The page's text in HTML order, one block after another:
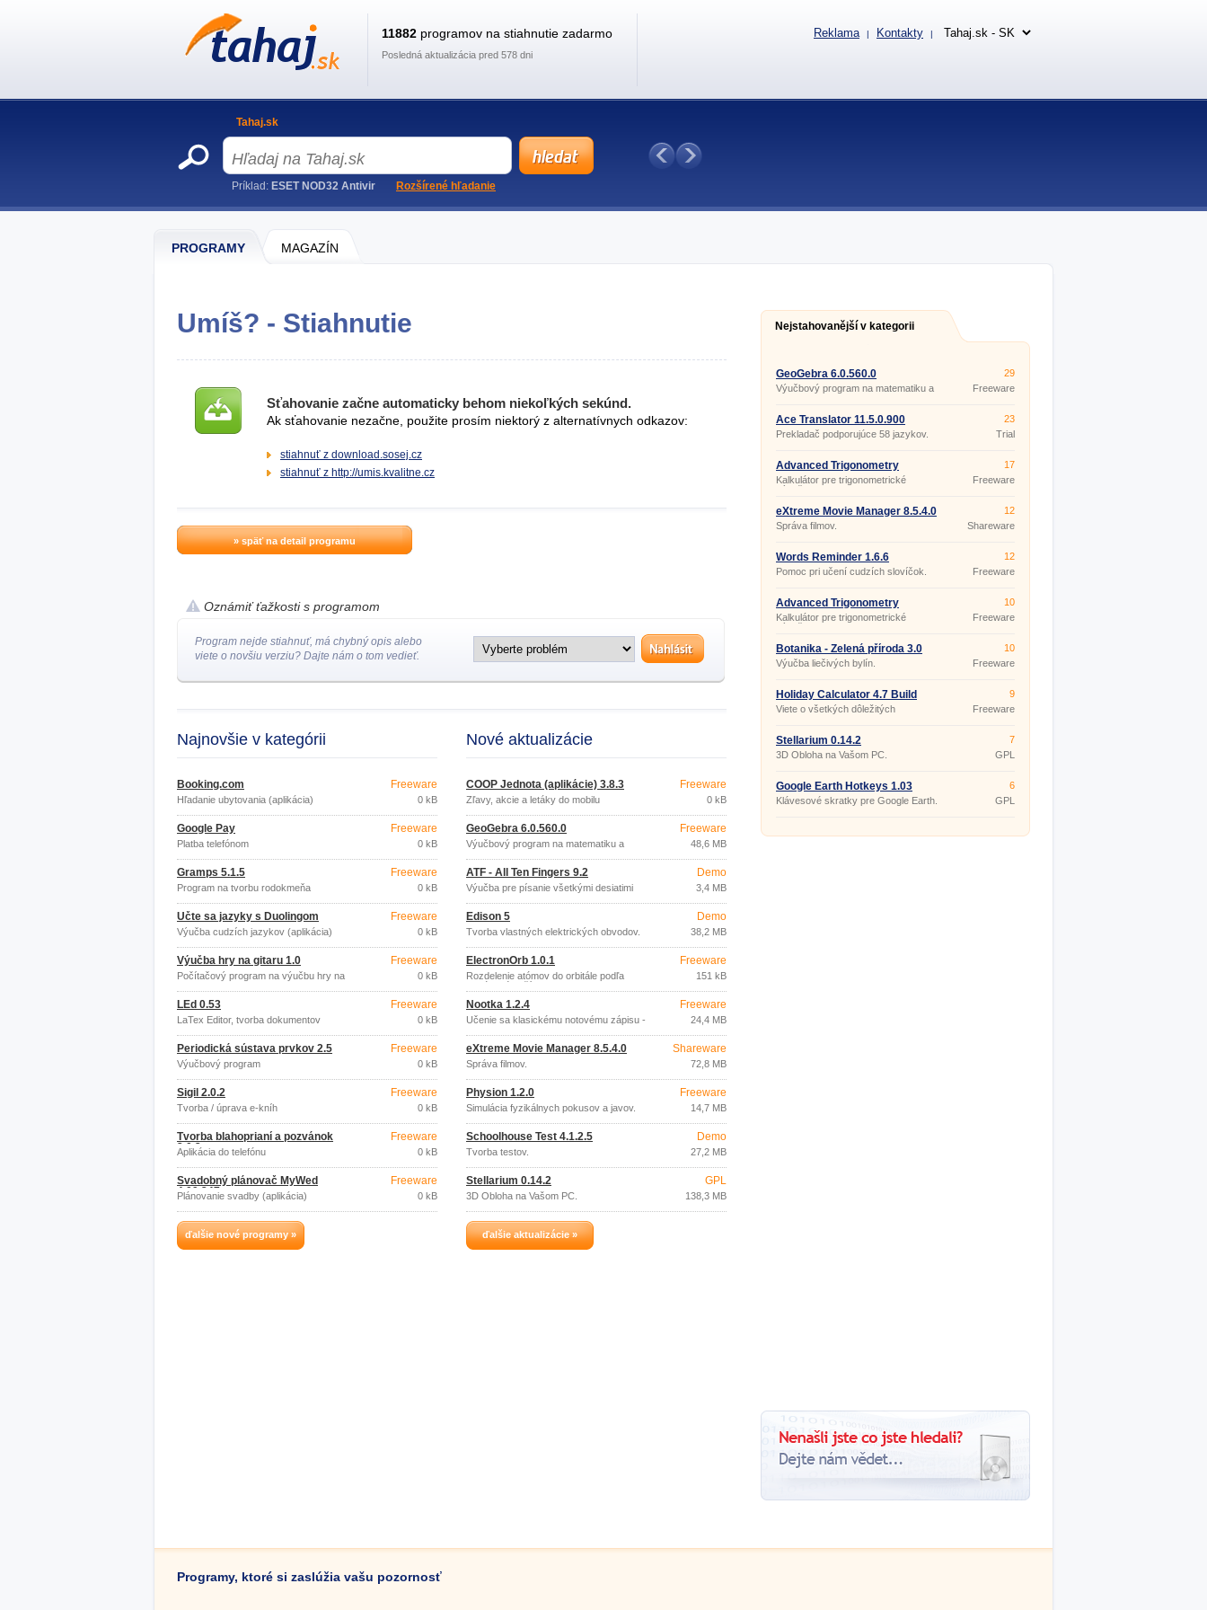
PROGRAMY MAGAZÍN
Umíš? - Stiahnutie
Sťahovanie začne automaticky behom niekoľkých sekúnd.
Ak sťahovanie nezačne, použite prosím niektorý z alternatívnych odkazov:
stiahnuť z download.sosej.cz
stiahnuť z http://umis.kvalitne.cz
» späť na detail programu
Oznámiť ťažkosti s programom
Program nejde stiahnuť, má chybný opis alebo
viete o novšiu verziu? Dajte nám o tom vedieť.
Najnovšie v kategórii
Booking.com
Hľadanie ubytovania (aplikácia)
Freeware
0 kB
Google Pay
Platba telefónom
Freeware
0 kB
Gramps 5.1.5
Program na tvorbu rodokmeňa
Freeware
0 kB
Učte sa jazyky s Duolingom
Výučba cudzích jazykov (aplikácia)
Freeware
0 kB
Výučba hry na gitaru 1.0
Počítačový program na výučbu hry na
Freeware
0 kB
LEd 0.53
LaTex Editor, tvorba dokumentov
Freeware
0 kB
Periodická sústava prvkov 2.5
Výučbový program
Freeware
0 kB
Sigil 2.0.2
Tvorba / úprava e-kníh
Freeware
0 kB
Tvorba blahoprianí a pozvánok
2.0.2
Aplikácia do telefónu
Freeware
0 kB
Svadobný plánovač MyWed
4.09.347
Plánovanie svadby (aplikácia)
Freeware
0 kB
ďalšie nové programy »
Nové aktualizácie
COOP Jednota (aplikácie) 3.8.3
Zľavy, akcie a letáky do mobilu
Freeware
0 kB
GeoGebra 6.0.560.0
Výučbový program na matematiku a
Freeware
48,6 MB
ATF - All Ten Fingers 9.2
Výučba pre písanie všetkými desiatimi
Demo
3,4 MB
Edison 5
Tvorba vlastných elektrických obvodov.
Demo
38,2 MB
ElectronOrb 1.0.1
Rozdelenie atómov do orbitále podľa
protónového čísla.
Freeware
151 kB
Nootka 1.2.4
Učenie sa klasickému notovému zápisu -
Freeware
24,4 MB
eXtreme Movie Manager 8.5.4.0
Správa filmov.
Shareware
72,8 MB
Physion 1.2.0
Simulácia fyzikálnych pokusov a javov.
Freeware
14,7 MB
Schoolhouse Test 4.1.2.5
Tvorba testov.
Demo
27,2 MB
Stellarium 0.14.2
3D Obloha na Vašom PC.
GPL
138,3 MB
ďalšie aktualizácie »
Nejstahovanější v kategorii
GeoGebra 6.0.560.0
Výučbový program na matematiku a
29
Freeware
Ace Translator 11.5.0.900
Prekladač podporujúce 58 jazykov.
23
Trial
Advanced Trigonometry
Calculator 1.8.5
Kalkulátor pre trigonometrické
výpočty.
17
Freeware
eXtreme Movie Manager 8.5.4.0
Správa filmov.
12
Shareware
Words Reminder 1.6.6
Pomoc pri učení cudzích slovíčok.
12
Freeware
Advanced Trigonometry
Calculator 1.8.5 Portable
Kalkulátor pre trigonometrické
výpočty.
10
Freeware
Botanika - Zelená příroda 3.0
Výučba liečivých bylín.
10
Freeware
Holiday Calculator 4.7 Build
9434
Viete o všetkých dôležitých
9
Freeware
Stellarium 0.14.2
3D Obloha na Vašom PC.
7
GPL
Google Earth Hotkeys 1.03
Klávesové skratky pre Google Earth.
6
GPL
Programy, ktoré si zaslúžia vašu pozornosť
11882 programov na stiahnutie zadarmo
Posledná aktualizácia pred 578 dni
Reklama | Kontakty |
Tahaj.sk
Príklad: ESET NOD32 Antivir Rozšírené hľadanie